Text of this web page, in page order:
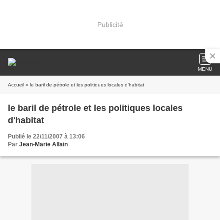
Publicité
MENU
Accueil » le baril de pétrole et les politiques locales d'habitat
le baril de pétrole et les politiques locales
d'habitat
Publié le 22/11/2007 à 13:06
Par Jean-Marie Allain